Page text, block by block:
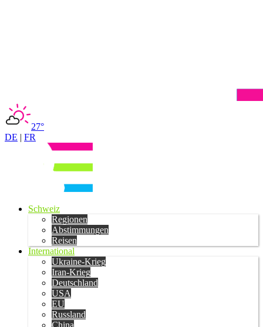
27°
DE | FR
Schweiz
Regionen
Abstimmungen
Reisen
International
Ukraine-Krieg
Iran-Krieg
Deutschland
USA
EU
Russland
China